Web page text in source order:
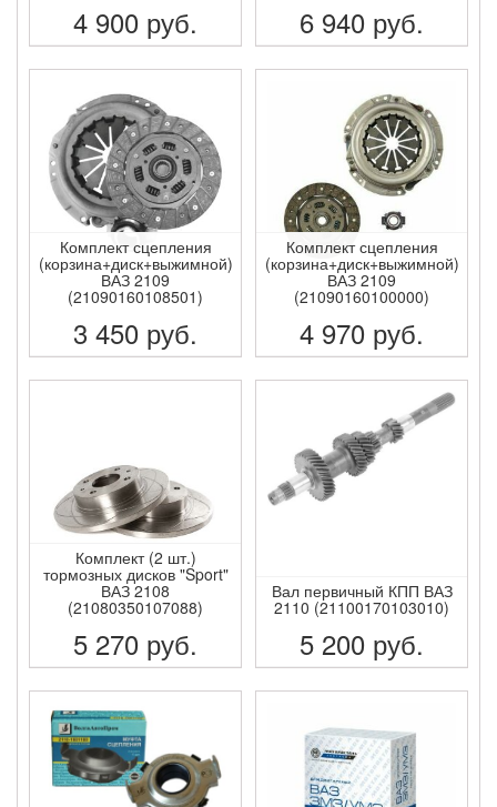
4 900 руб.
ПОДРОБНЕЕ
6 940 руб.
ПОДРОБНЕЕ
Комплект сцепления
(корзина+диск+выжимной)
ВАЗ 2109
(21090160108501)
3 450 руб.
ПОДРОБНЕЕ
Комплект сцепления
(корзина+диск+выжимной)
ВАЗ 2109
(21090160100000)
4 970 руб.
ПОДРОБНЕЕ
Комплект (2 шт.)
тормозных дисков "Sport"
ВАЗ 2108
(21080350107088)
5 270 руб.
ПОДРОБНЕЕ
Вал первичный КПП ВАЗ
2110 (21100170103010)
5 200 руб.
ПОДРОБНЕЕ